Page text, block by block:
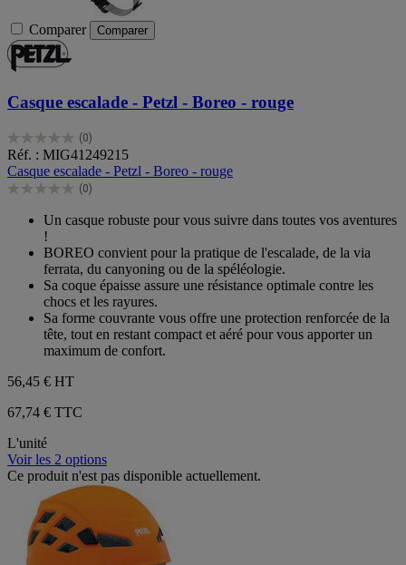
Comparer Comparer
Casque escalade - Petzl - Boreo - rouge
(0)
0.0
sur
5
étoiles.
Réf. : MIG41249215
Casque escalade - Petzl - Boreo - rouge
(0)
0.0
étoiles.
Un casque robuste pour vous suivre dans toutes vos aventures
!
BOREO convient pour la pratique de l'escalade, de la via
ferrata, du canyoning ou de la spéléologie.
Sa coque épaisse assure une résistance optimale contre les
chocs et les rayures.
Sa forme couvrante vous offre une protection renforcée de la
tête, tout en restant compact et aéré pour vous apporter un
maximum de confort.
56,45 € HT
67,74 € TTC
L'unité
Voir les 2 options
Ce produit n'est pas disponible actuellement.